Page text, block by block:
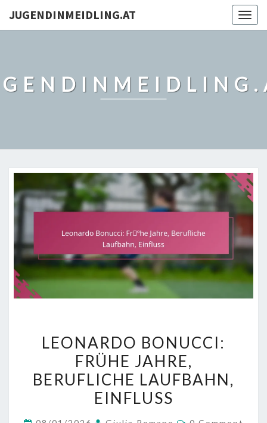
JUGENDINMEIDLING.AT
BONUCCI:
FRÜHE
JAHRE,
BERUFLICHE
LEONARDO BONUCCI:
FRÜHE JAHRE,
BERUFLICHE LAUFBAHN,
EINFLUSS
Comments